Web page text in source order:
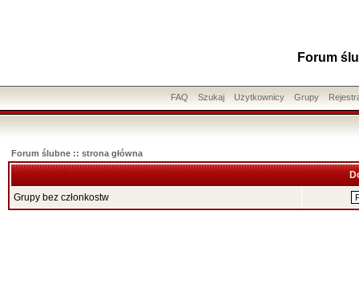
Forum
FAQ Szukaj Użytkownicy Grupy
Forum ślubne :: strona główna
Grupy bez członkostw